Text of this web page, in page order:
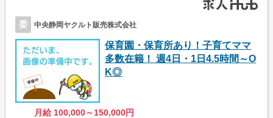
委 中央静岡ヤクルト販売株式会社
保育園・保育所あり！子育てママ
多数在籍！ 週4日・1日4.5時間～O
K◎
月給 100,000～150,000円